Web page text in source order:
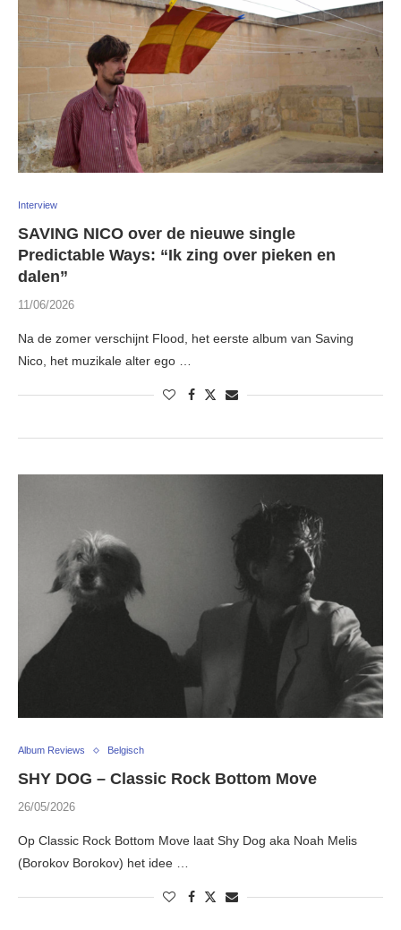
Interview
SAVING NICO over de nieuwe single
Predictable Ways: “Ik zing over pieken en
dalen”
11/06/2026
Na de zomer verschijnt Flood, het eerste album van Saving
Nico, het muzikale alter ego …
Album Reviews Belgisch
SHY DOG – Classic Rock Bottom Move
26/05/2026
Op Classic Rock Bottom Move laat Shy Dog aka Noah Melis
(Borokov Borokov) het idee …